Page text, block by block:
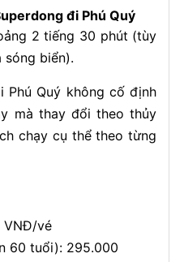
đi Phú Quý
2 tiếng 30 phút (tùy
biển).
Phú Quý không cố định
mà thay đổi theo thủy
chạy cụ thể theo từng
VNĐ/vé
60 tuổi): 295.000